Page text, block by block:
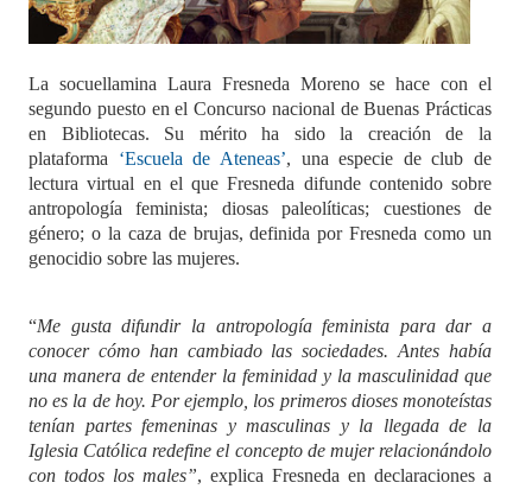
La socuellamina Laura Fresneda Moreno se hace con el
segundo puesto en el Concurso nacional de Buenas Prácticas
en Bibliotecas. Su mérito ha sido la creación de la
plataforma ‘Escuela de Ateneas’, una especie de club de
lectura virtual en el que Fresneda difunde contenido sobre
antropología feminista; diosas paleolíticas; cuestiones de
género; o la caza de brujas, definida por Fresneda como un
genocidio sobre las mujeres.
“Me gusta difundir la antropología feminista para dar a
conocer cómo han cambiado las sociedades. Antes había
una manera de entender la feminidad y la masculinidad que
no es la de hoy. Por ejemplo, los primeros dioses monoteístas
tenían partes femeninas y masculinas y la llegada de la
Iglesia Católica redefine el concepto de mujer relacionándolo
con todos los males”, explica Fresneda en declaraciones a